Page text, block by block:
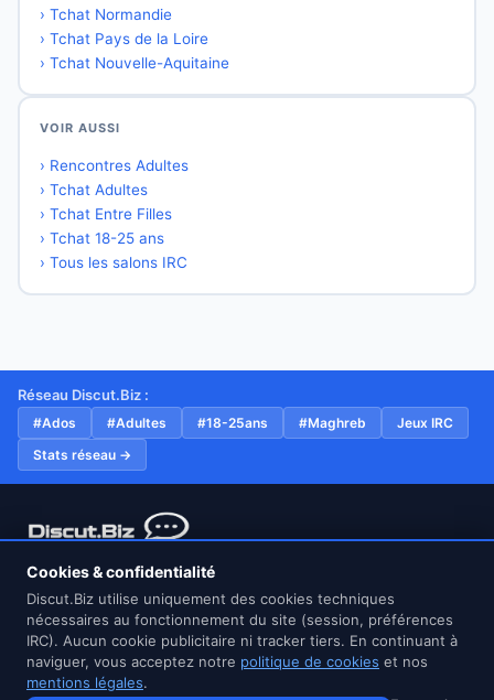
› Tchat Normandie
› Tchat Pays de la Loire
› Tchat Nouvelle-Aquitaine
VOIR AUSSI
› Rencontres Adultes
› Tchat Adultes
› Tchat Entre Filles
› Tchat 18-25 ans
› Tous les salons IRC
Réseau Discut.Biz :
#Ados #Adultes #18-25ans #Maghreb
Jeux IRC
Stats réseau →
2022. Connexion sécurisée TLS/SSL sur le port 6697.
© 2026 Discut.Biz — Tchat IRC gratuit, sans inscription, connexion
Cookies & confidentialité
Discut.Biz utilise uniquement des cookies techniques
nécessaires au fonctionnement du site (session, préférences
IRC). Aucun cookie publicitaire ni tracker tiers. En continuant à
naviguer, vous acceptez notre politique de cookies et nos
mentions légales.